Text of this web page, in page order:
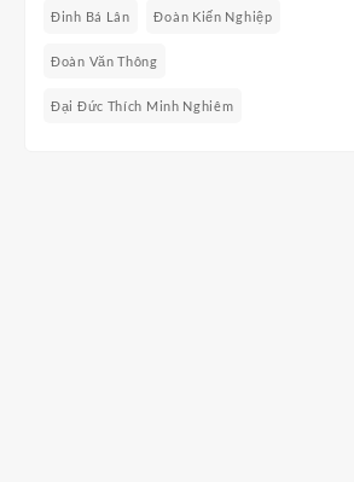
Đinh Bá Lân Đoàn Kiến Nghiệp
Đoàn Văn Thông
Đại Đức Thích Minh Nghiêm